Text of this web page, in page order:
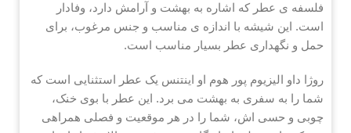
فلسفه ی عطر که اشاره به بهشت و آرامش دارد، وفادار
است. این شیشه با اندازه ی مناسب و جنس مرغوب، برای
حمل و نگهداری عطر بسیار مناسب است.
روژا داو الیزیوم پور هوم او اینتنس یک عطر استثنایی است که
شما را به سفری به بهشت می برد. این عطر با بوی خنک،
چوبی و حسی اش، شما را در هر موقعیت و فصلی همراهی